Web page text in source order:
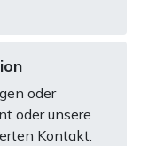
oder
oder unsere
Kontakt.